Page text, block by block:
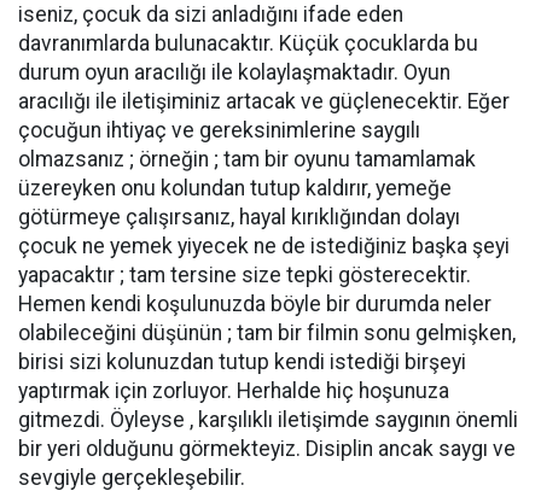
iseniz, çocuk da sizi anladığını ifade eden
davranımlarda bulunacaktır. Küçük çocuklarda bu
durum oyun aracılığı ile kolaylaşmaktadır. Oyun
aracılığı ile iletişiminiz artacak ve güçlenecektir. Eğer
çocuğun ihtiyaç ve gereksinimlerine saygılı
olmazsanız ; örneğin ; tam bir oyunu tamamlamak
üzereyken onu kolundan tutup kaldırır, yemeğe
götürmeye çalışırsanız, hayal kırıklığından dolayı
çocuk ne yemek yiyecek ne de istediğiniz başka şeyi
yapacaktır ; tam tersine size tepki gösterecektir.
Hemen kendi koşulunuzda böyle bir durumda neler
olabileceğini düşünün ; tam bir filmin sonu gelmişken,
birisi sizi kolunuzdan tutup kendi istediği birşeyi
yaptırmak için zorluyor. Herhalde hiç hoşunuza
gitmezdi. Öyleyse , karşılıklı iletişimde saygının önemli
bir yeri olduğunu görmekteyiz. Disiplin ancak saygı ve
sevgiyle gerçekleşebilir.